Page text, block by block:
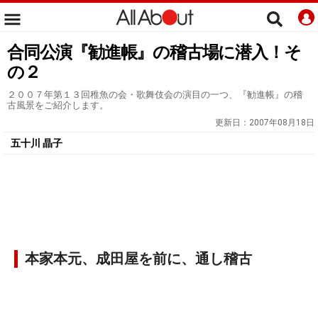
合同公演『勧進帳』の稽古場に潜入！そ
の２
２００７年第１３回稚魚の会・歌舞伎会の演目の一つ、『勧進帳』の稽
古風景をご紹介します。
更新日： 2007年08月18日
五十川 晶子
本家本元、成田屋を前に、通し稽古